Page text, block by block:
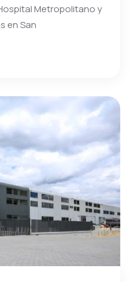
Metropolitano y
en San